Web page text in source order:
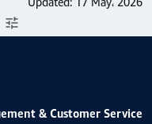
& Customer Service